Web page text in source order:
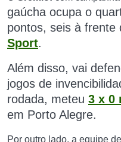
gaúcha ocupa o
pontos, seis à frente
Sport.
Além disso, vai
jogos de
rodada, meteu 3 x 0
em Porto Alegre.
Por outro lado, a equipe